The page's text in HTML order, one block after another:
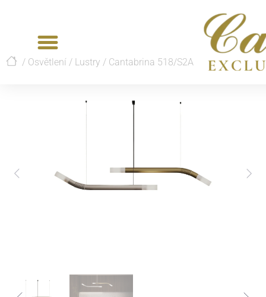
/ Osvětlení / Lustry / Cantabrina 518/S2A